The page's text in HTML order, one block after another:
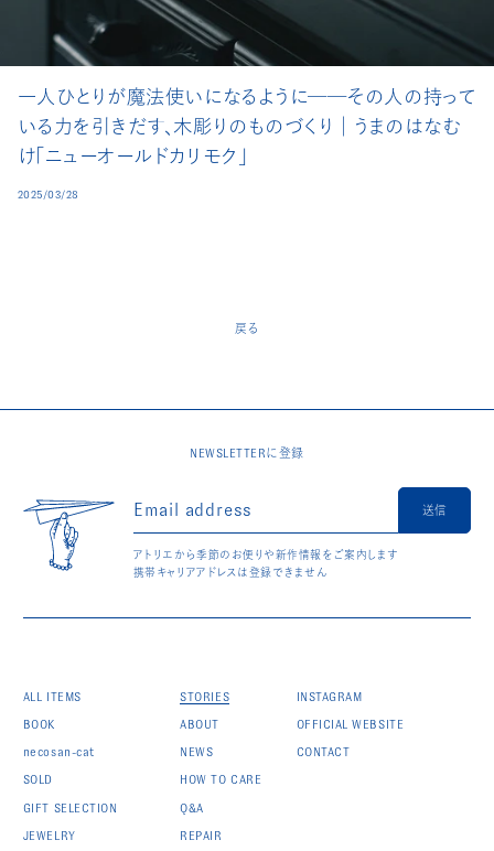
一人ひとりが魔法使いになるように──その人の持って
いる力を引きだす、木彫りのものづくり│うまのはなむ
け「ニューオールドカリモク」
2025/03/28
戻る
NEWSLETTERに登録
送信
アトリエから季節のお便りや新作情報をご案内します
携帯キャリアアドレスは登録できません
ALL ITEMS
BOOK
necosan-cat
SOLD
GIFT SELECTION
JEWELRY
STORIES
ABOUT
NEWS
HOW TO CARE
Q&A
REPAIR
INSTAGRAM
OFFICIAL WEBSITE
CONTACT